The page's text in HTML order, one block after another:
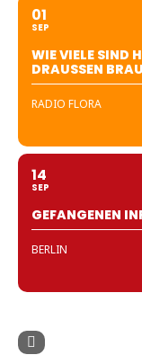
01
SEP
WIE VIELE SIND
DRAUSSEN
RADIO FLORA
14
SEP
GEFANGENEN
BERLIN